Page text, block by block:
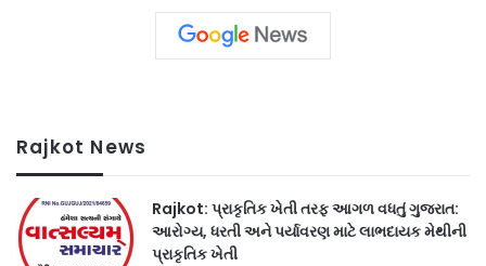
Rajkot News
Rajkot: પ્રાકૃતિક ખેતી તરફ આગળ વધતું ગુજરાત:
આરોગ્ય, ધરતી અને પર્યાવરણ માટે લાભદાયક મેથીની
પ્રાકૃતિક ખેતી